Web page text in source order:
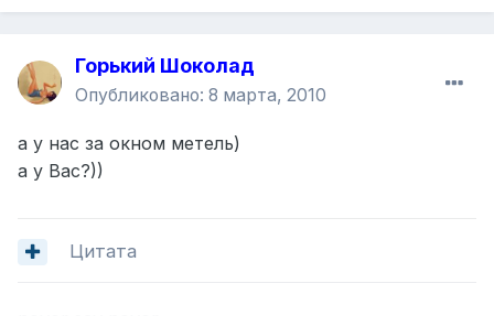
Горький Шоколад
Опубликовано: 8 марта, 2010
а у нас за окном метель)
а у Вас?))
Цитата